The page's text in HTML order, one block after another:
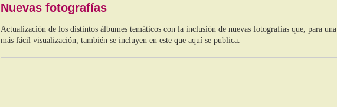
Nuevas fotografías
Actualización de los distintos álbumes temáticos con la inclusión de nuevas fotografías que, para una
más fácil visualización, también se incluyen en este que aquí se publica.